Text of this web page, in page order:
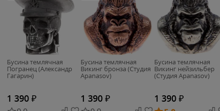
Бусина темлячная
Погранец (Александр
Гагарин)
1 390 ₽
Бусина темлячная
Викинг бронза (Студия
Apanasov)
1 390 ₽
Бусина темлячная
Викинг нейзильбер
(Студия Apanasov)
1 390 ₽